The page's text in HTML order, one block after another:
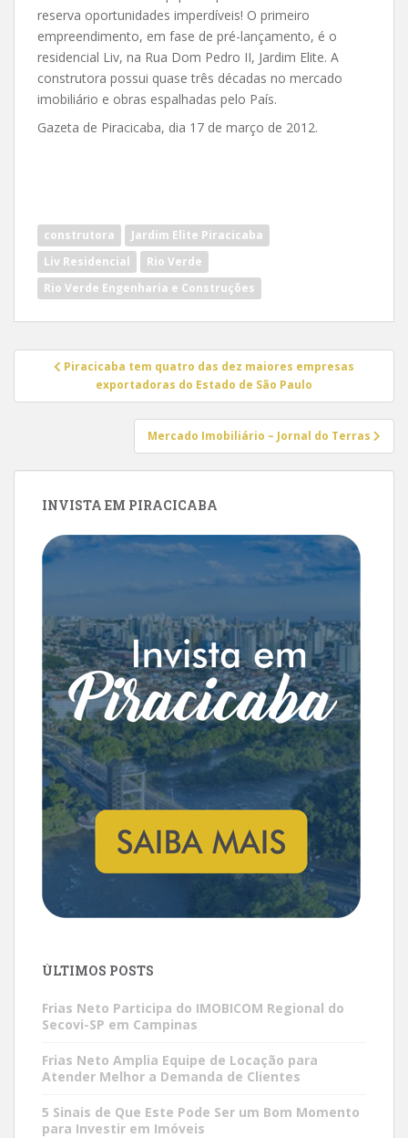
reserva oportunidades imperdíveis! O primeiro
empreendimento, em fase de pré-lançamento, é o
residencial Liv, na Rua Dom Pedro II, Jardim Elite. A
construtora possui quase três décadas no mercado
imobiliário e obras espalhadas pelo País.
Gazeta de Piracicaba, dia 17 de março de 2012.
construtora
Jardim Elite Piracicaba
Liv Residencial
Rio Verde
Rio Verde Engenharia e Construções
Navegação
Post
Piracicaba tem quatro das dez maiores empresas
exportadoras do Estado de São Paulo
Mercado Imobiliário – Jornal do Terras
INVISTA EM PIRACICABA
ÚLTIMOS POSTS
Frias Neto Participa do IMOBICOM Regional do
Secovi-SP em Campinas
Frias Neto Amplia Equipe de Locação para
Atender Melhor a Demanda de Clientes
5 Sinais de Que Este Pode Ser um Bom Momento
para Investir em Imóveis